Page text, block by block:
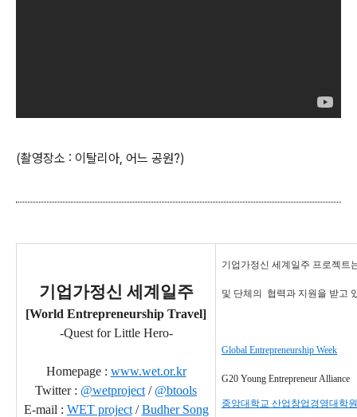
(촬영장소 : 이탈리아, 어느 공원?)
기업가정신 세계일주
[World Entrepreneurship Travel]
-Quest for Little Hero-
Homepage : www.wet.or.kr
Twitter : @wetproject / @btools
E-mail : WET project/Budher Song
기업가정신 세계일주 프로젝트
및 단체의 협력과 지원을 받고
Global Entrepreneurship Week
G20 Young Entrepreneur Alliance
중앙대학교 산업창업경영대학원